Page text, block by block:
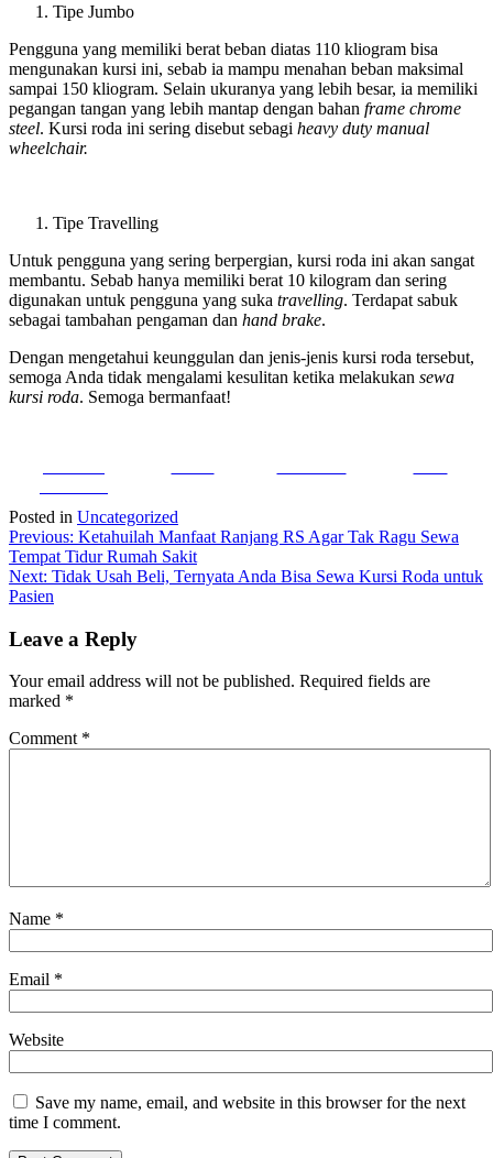
Tipe Jumbo
Pengguna yang memiliki berat beban diatas 110 kliogram bisa
mengunakan kursi ini, sebab ia mampu menahan beban maksimal
sampai 150 kliogram. Selain ukuranya yang lebih besar, ia memiliki
pegangan tangan yang lebih mantap dengan bahan frame chrome
steel. Kursi roda ini sering disebut sebagi heavy duty manual
wheelchair.
Tipe Travelling
Untuk pengguna yang sering berpergian, kursi roda ini akan sangat
membantu. Sebab hanya memiliki berat 10 kilogram dan sering
digunakan untuk pengguna yang suka travelling. Terdapat sabuk
sebagai tambahan pengaman dan hand brake.
Dengan mengetahui keunggulan dan jenis-jenis kursi roda tersebut,
semoga Anda tidak mengalami kesulitan ketika melakukan sewa
kursi roda. Semoga bermanfaat!
Posted in Uncategorized
Post
navigation
Previous: Ketahuilah Manfaat Ranjang RS Agar Tak Ragu Sewa
Tempat Tidur Rumah Sakit
Next: Tidak Usah Beli, Ternyata Anda Bisa Sewa Kursi Roda untuk
Pasien
Leave a Reply
Your email address will not be published. Required fields are
marked *
Comment *
Name *
Email *
Website
Save my name, email, and website in this browser for the next
time I comment.